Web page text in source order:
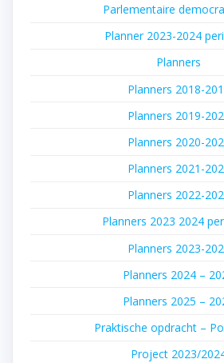
Parlementaire
Planner 2023-2024
Planners
Planners 2018-
Planners 2019-
Planners 2020-
Planners 2021-
Planners 2022-
Planners 2023 2024
Planners 2023-
Planners 2024 –
Planners 2025 –
Praktische opdracht –
Project 2023/